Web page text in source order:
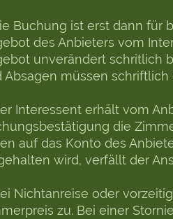
Buchung ist erst dann für
des Anbieters vom
unverändert schritlich
Absagen müssen schriftlich
Interessent erhält vom
die
auf das Konto des
wird, verfällt der
Nichtanreise oder
zu. Bei einer